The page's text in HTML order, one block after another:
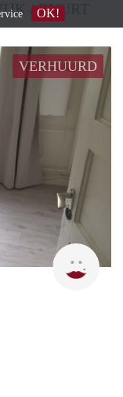
/ BUURT
VERHUURD
OK!